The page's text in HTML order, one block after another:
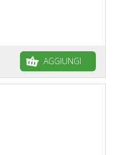
AGGIUNGI